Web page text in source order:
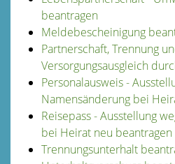
beantragen
Meldebescheinigung
Partnerschaft, Trennung
Versorgungsausgleich
Personalausweis -
Namensänderung bei
Reisepass - Ausstellung
bei Heirat neu beantragen
Trennungsunterhalt